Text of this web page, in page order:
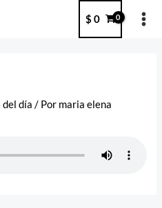
$ 0
día / Por maria elena